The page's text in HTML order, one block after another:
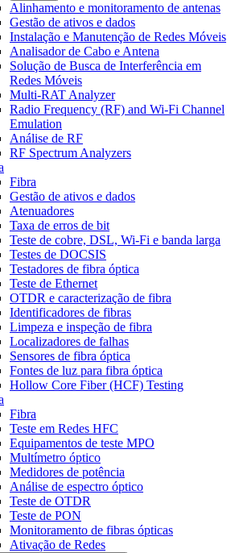
Alinhamento e monitoramento de antenas
Gestão de ativos e dados
Instalação e Manutenção de Redes Móveis
Analisador de Cabo e Antena
Solução de Busca de Interferência em
Redes Móveis
Multi-RAT Analyzer
Radio Frequency (RF) and Wi-Fi Channel
Emulation
Análise de RF
RF Spectrum Analyzers
Fibra
Gestão de ativos e dados
Atenuadores
Taxa de erros de bit
Teste de cobre, DSL, Wi-Fi e banda larga
Testes de DOCSIS
Testadores de fibra óptica
Teste de Ethernet
OTDR e caracterização de fibra
Identificadores de fibras
Limpeza e inspeção de fibra
Localizadores de falhas
Sensores de fibra óptica
Fontes de luz para fibra óptica
Hollow Core Fiber (HCF) Testing
Fibra
Teste em Redes HFC
Equipamentos de teste MPO
Multímetro óptico
Medidores de potência
Análise de espectro óptico
Teste de OTDR
Teste de PON
Monitoramento de fibras ópticas
Ativação de Redes